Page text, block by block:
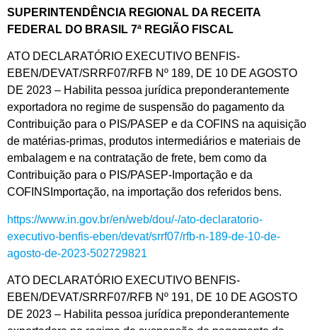
SUPERINTENDÊNCIA REGIONAL DA RECEITA
FEDERAL DO BRASIL 7ª REGIÃO FISCAL
ATO DECLARATÓRIO EXECUTIVO BENFIS-
EBEN/DEVAT/SRRF07/RFB Nº 189, DE 10 DE AGOSTO
DE 2023 – Habilita pessoa jurídica preponderantemente
exportadora no regime de suspensão do pagamento da
Contribuição para o PIS/PASEP e da COFINS na aquisição
de matérias-primas, produtos intermediários e materiais de
embalagem e na contratação de frete, bem como da
Contribuição para o PIS/PASEP-Importação e da
COFINSImportação, na importação dos referidos bens.
https://www.in.gov.br/en/web/dou/-/ato-declaratorio-
executivo-benfis-eben/devat/srrf07/rfb-n-189-de-10-de-
agosto-de-2023-502729821
ATO DECLARATÓRIO EXECUTIVO BENFIS-
EBEN/DEVAT/SRRF07/RFB Nº 191, DE 10 DE AGOSTO
DE 2023 – Habilita pessoa jurídica preponderantemente